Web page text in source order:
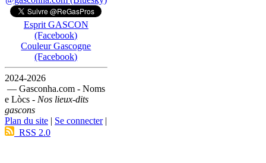
Esprit GASCON
(Facebook)
Couleur Gascogne
(Facebook)
2024-2026
— Gasconha.com - Noms
e Lòcs - Nos lieux-dits
gascons
Plan du site | Se connecter|
RSS 2.0